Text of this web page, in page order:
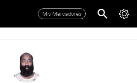
Mis Marcadores